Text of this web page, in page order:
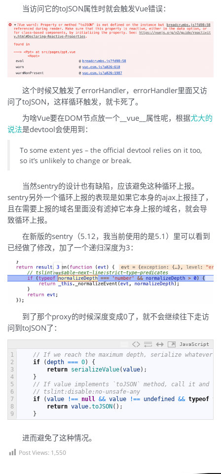
当访问它的toJSON属性时就会触发Vue错误：
这个时候又触发了errorHandler，errorHandler里面又访
问了toJSON，这样循环触发，就卡死了。
为啥Vue要在DOM节点放一个__vue__属性呢，根据尤大的
说法是devtool会使用到：
To some extent yes – the official devtool relies on it too,
so it’s unlikely to change or break.
当然sentry的设计也有缺陷，应该避免这种循环上报。
sentry另外一个循环上报的表现是如果它本身的ajax上报挂了，
且在需要上报的域名里面没有滤掉它本身上报的域名，就会导
致循环上报。
在新版的sentry（5.12，我当前使用的是5.1）里可以看到
已经做了修改，加了一个递归深度为3：
到了那个proxy的时候深度变成0了，就不会继续往下走访
问到toJSON了：
JavaScript
1
2
3
4
5
6
7
8
9
// If we reach the maximum depth, serialize whatever
if
(depth === 0)
{
return serializeValue(value) ;
}
// If value implements `toJSON` method, call it and
// tslint:disable:no-unsafe-any
if
(value !== null && value !== undefined && typeof
return value.toJSON ( ) ;
}
进而避免了这种情况。
Post Views: 1,550